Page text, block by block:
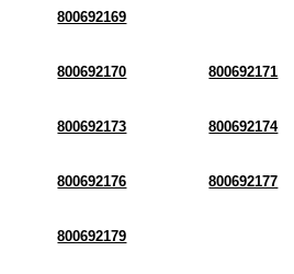
800692169
800692170 800692171
800692173 800692174
800692176 800692177
800692179